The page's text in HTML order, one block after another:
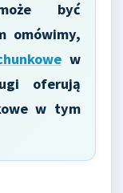
być
omówimy,
w
oferują
w tym